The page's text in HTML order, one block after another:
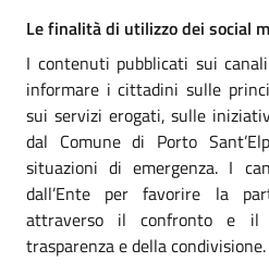
Le finalità di utilizzo dei social
I contenuti pubblicati sui
informare i cittadini sulle
sui servizi erogati, sulle
dal Comune di Porto
situazioni di emergenza. I
dall’Ente per favorire la
attraverso il confronto e il
trasparenza e della condivisione.